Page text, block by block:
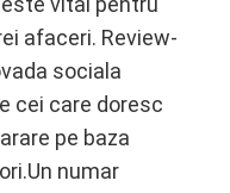
afaceri. Review-
sociala
cei care doresc
pe baza
numar